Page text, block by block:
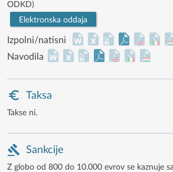
ODKD)
Elektronska oddaja
Izpolni/natisni
Navodila
Taksa
Takse ni.
Sankcije
Z globo od 800 do 10.000 evrov se kaznuje